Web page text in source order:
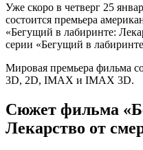
Уже скоро в четверг 25
состоится премьера
«Бегущий в лабиринте:
серии «Бегущий в
Мировая премьера фильма
3D, 2D, IMAX и IMAX 3D.
Сюжет фильма
Лекарство от